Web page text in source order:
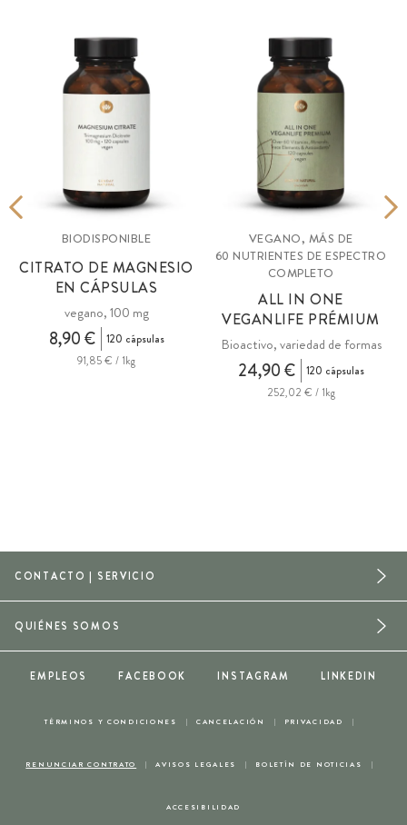
BIODISPONIBLE
CITRATO DE MAGNESIO
EN CÁPSULAS
vegano, 100 mg
8,90 €
120 cápsulas
91,85 € / 1kg
VEGANO, MÁS DE
60 NUTRIENTES DE ESPECTRO
COMPLETO
ALL IN ONE
VEGANLIFE PRÉMIUM
Bioactivo, variedad de formas
24,90 €
120 cápsulas
252,02 € / 1kg
CONTACTO | SERVICIO
TÉRMINOS Y CONDICIONES CANCELACIÓN PRIVACIDAD
RENUNCIAR CONTRATO AVISOS LEGALES BOLETÍN DE NOTICIAS
ACCESIBILIDAD
QUIÉNES SOMOS
EMPLEOS FACEBOOK INSTAGRAM LINKEDIN